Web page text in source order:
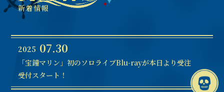
新着情報
2025 07.30
「宝鐘マリン」初のソロライブBlu-rayが本日より受注
受付スタート！